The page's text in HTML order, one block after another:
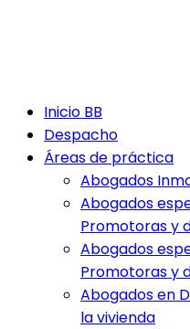
Inicio BB
Despacho
Áreas de práctica
Abogados
Abogados
Promotoras y
Abogados
Promotoras y
Abogados en
la vivienda